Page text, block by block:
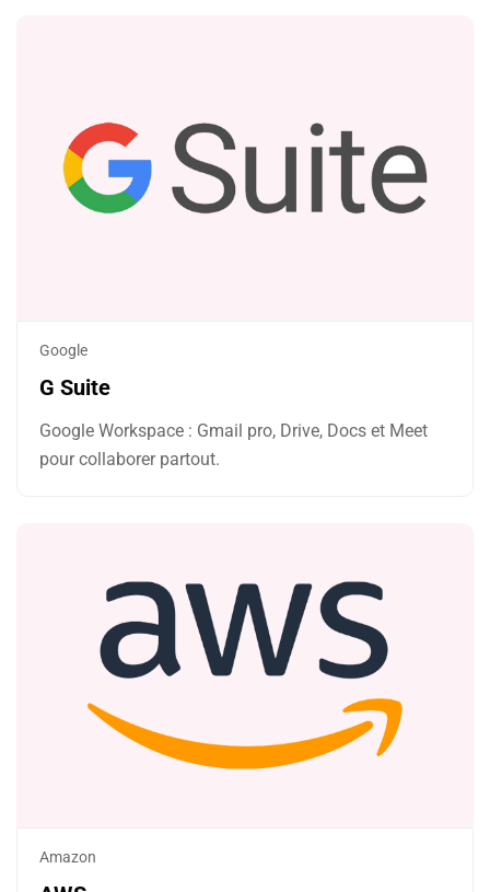
Google
G Suite
Google Workspace : Gmail pro, Drive, Docs et Meet
pour collaborer partout.
Amazon